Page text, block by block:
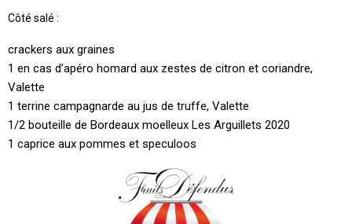
Côté salé :
crackers aux graines
1 en cas d’apéro homard aux zestes de citron et coriandre,
Valette
1 terrine campagnarde au jus de truffe, Valette
1/2 bouteille de Bordeaux moelleux Les Arguillets 2020
1 caprice aux pommes et speculoos